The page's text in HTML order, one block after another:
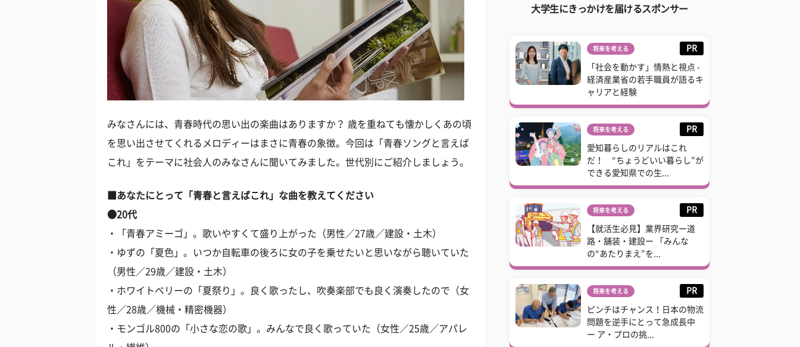
みなさんには、青春時代の思い出の楽曲はありますか？ 歳を重ねても懐かしくあの頃
を思い出させてくれるメロディーはまさに青春の象徴。今回は「青春ソングと言えば
これ」をテーマに社会人のみなさんに聞いてみました。世代別にご紹介しましょう。
■あなたにとって「青春と言えばこれ」な曲を教えてください
●20代
・「青春アミーゴ」。歌いやすくて盛り上がった（男性／27歳／建設・土木）
・ゆずの「夏色」。いつか自転車の後ろに女の子を乗せたいと思いながら聴いていた
（男性／29歳／建設・土木）
・ホワイトベリーの「夏祭り」。良く歌ったし、吹奏楽部でも良く演奏したので（女
性／28歳／機械・精密機器）
・モンゴル800の「小さな恋の歌」。みんなで良く歌っていた（女性／25歳／アパレ
大学生にきっかけを届けるスポンサー
将来を考える PR
「社会を動かす」情熱と視点 -
経済産業省の若手職員が語るキ
ャリアと経験
将来を考える PR
愛知暮らしのリアルはこれ
だ！ “ちょうどいい暮らし”が
できる愛知県での生...
将来を考える PR
【就活生必見】業界研究ー道
路・舗装・建設ー 「みんな
の“あたりまえ”を...
将来を考える PR
ピンチはチャンス！日本の物流
問題を逆手にとって急成長中
ー ア・プロの挑...